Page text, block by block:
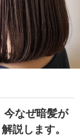
今なぜ暗髪が
説します。